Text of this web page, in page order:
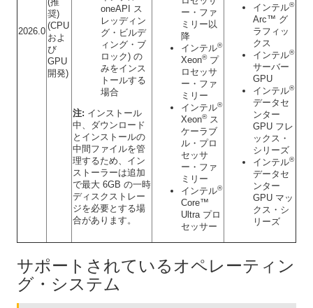
2026.0
奨)
(CPU
およ
び
GPU
開発)
oneAPI ス
レッディン
グ・ビルデ
ィング・ブ
ロック) の
みをインス
トールする
場合
注: インストール
中、ダウンロード
とインストールの
中間ファイルを管
理するため、イン
ストーラーは追加
で最大 6GB の一時
ディスクストレー
ジを必要とする場
合があります。
ー・ファ
ミリー以
降
インテル®
Xeon®プ
ロセッサ
ー・ファ
ミリー
インテル®
Xeon®ス
ケーラブ
ル・プロ
セッサ
ー・ファ
ミリー
インテル®
Core™
Ultra プロ
セッサー
インテル®
Arc™ グ
ラフィッ
クス
インテル®
サーバー
GPU
インテル®
データセ
ンター
GPU フレ
ックス・
シリーズ
インテル®
データセ
ンター
GPU マッ
クス・シ
リーズ
サポートされているオペレーティン
グ・システム